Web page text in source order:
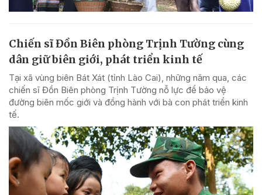
Chiến sĩ Đồn Biên phòng Trịnh Tường cùng
dân giữ biên giới, phát triển kinh tế
Tại xã vùng biên Bát Xát (tỉnh Lào Cai), những năm qua, các
chiến sĩ Đồn Biên phòng Trịnh Tường nỗ lực để bảo vệ
đường biên mốc giới và đồng hành với bà con phát triển kinh
tế.